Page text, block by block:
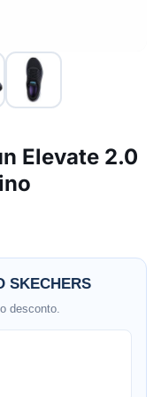
Elevate 2.0
SKECHERS
desconto.